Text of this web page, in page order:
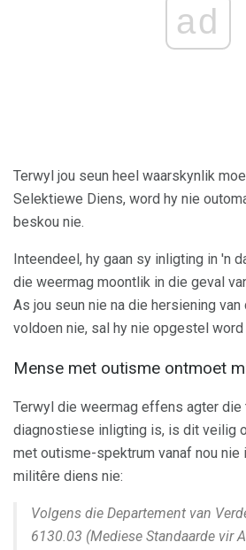
ad
Terwyl jou seun heel waarskynlik
Selektiewe Diens, word hy nie
beskou nie.
Inteendeel, hy gaan sy inligting in 'n
die weermag moontlik in die geval
As jou seun nie na die hersiening
voldoen nie, sal hy nie opgestel word
Mense met outisme ontmoet
Terwyl die weermag effens agter die
diagnostiese inligting is, is dit veilig
met outisme-spektrum vanaf nou nie
militêre diens nie:
Volgens die Departement van
6130.03 (Mediese Standaarde vir